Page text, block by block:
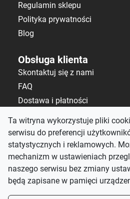
Ta witryna wykorzystuje pliki
serwisu do preferencji
statystycznych i reklamowych.
mechanizm w ustawieniach
naszego serwisu bez zmiany
będą zapisane w pamięci
Regulamin sklepu
Polityka prywatności
Blog
Obsługa klienta
Skontaktuj się z nami
FAQ
Dostawa i płatności
Kontakt
salon@alematerace.pl
+48 535 808 298
pn-pt: 10:00–19:00,
sb: 9:00–15:00